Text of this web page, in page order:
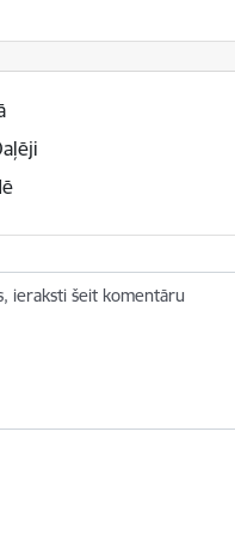
informācija bija noderīga?
ieraksti šeit komentāru